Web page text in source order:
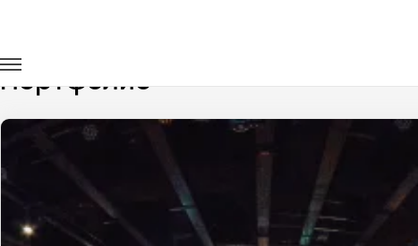
Портфолио